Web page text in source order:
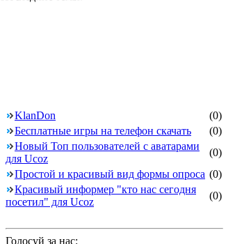
KlanDon
(0)
Бесплатные игры на телефон скачать
(0)
Новый Топ пользователей с аватарами
для Ucoz
(0)
Простой и красивый вид формы опроса (0)
Красивый информер "кто нас сегодня
посетил" для Ucoz
(0)
Голосуй за нас: